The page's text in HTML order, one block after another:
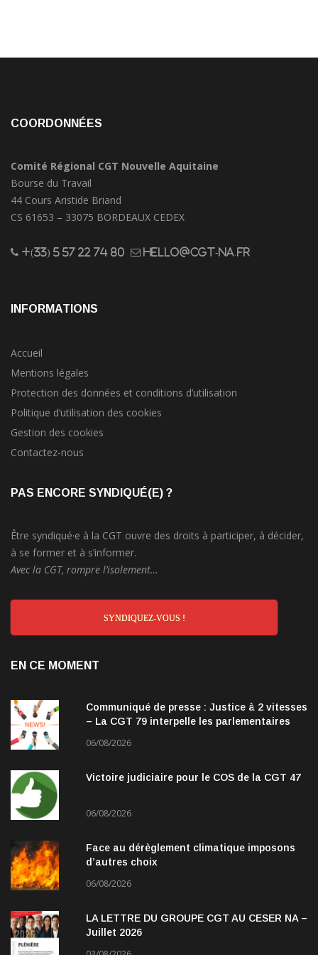
COORDONNÉES
Comité Régional CGT Nouvelle Aquitaine
Bourse du Travail
44 Cours Aristide Briand
CS 61653 – 33075 BORDEAUX CEDEX
+(33) 5 57 22 74 80 hello@cgt-na.fr
INFORMATIONS
Accueil
Mentions légales
Protection des données et conditions d’utilisation
Politique d’utilisation des cookies
Gestion des cookies
Contactez-nous
PAS ENCORE SYNDIQUÉ(E) ?
Être syndiqué·e à la CGT ouvre des droits à participer, à décider,
à se former et à s’informer.
Avec la CGT, rompre l’isolement…
SYNDIQUEZ-VOUS !
EN CE MOMENT
Communiqué de presse : Justice à 2 vitesses
– La CGT 79 interpelle les parlementaires
06/08/2026
Victoire judiciaire pour le COS de la CGT 47
06/08/2026
Face au dérèglement climatique imposons
d’autres choix
06/08/2026
LA LETTRE DU GROUPE CGT AU CESER NA –
Juillet 2026